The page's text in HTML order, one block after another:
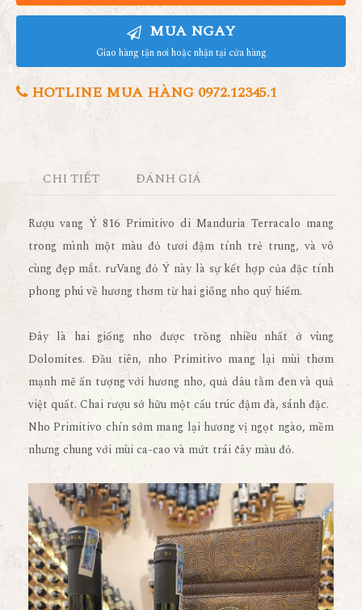
MUA NGAY
Giao hàng tận nơi hoặc nhận tại cửa hàng
HOTLINE MUA HÀNG 0972.12345.1
CHI TIẾT ĐÁNH GIÁ
Rượu vang Ý 816 Primitivo di Manduria Terracalo mang
trong mình một màu đỏ tươi đậm tính trẻ trung, và vô
cùng đẹp mắt. rưVang đỏ Ý này là sự kết hợp của đặc tính
phong phú về hương thơm từ hai giống nho quý hiếm.
Đây là hai giống nho được trồng nhiều nhất ở vùng
Dolomites. Đầu tiên, nho Primitivo mang lại mùi thơm
mạnh mẽ ấn tượng với hương nho, quả dâu tằm đen và quả
việt quất. Chai rượu sở hữu một cấu trúc đậm đà, sánh đặc.
Nho Primitivo chín sớm mang lại hương vị ngọt ngào, mềm
nhưng chung với mùi ca-cao và mứt trái cây màu đỏ.